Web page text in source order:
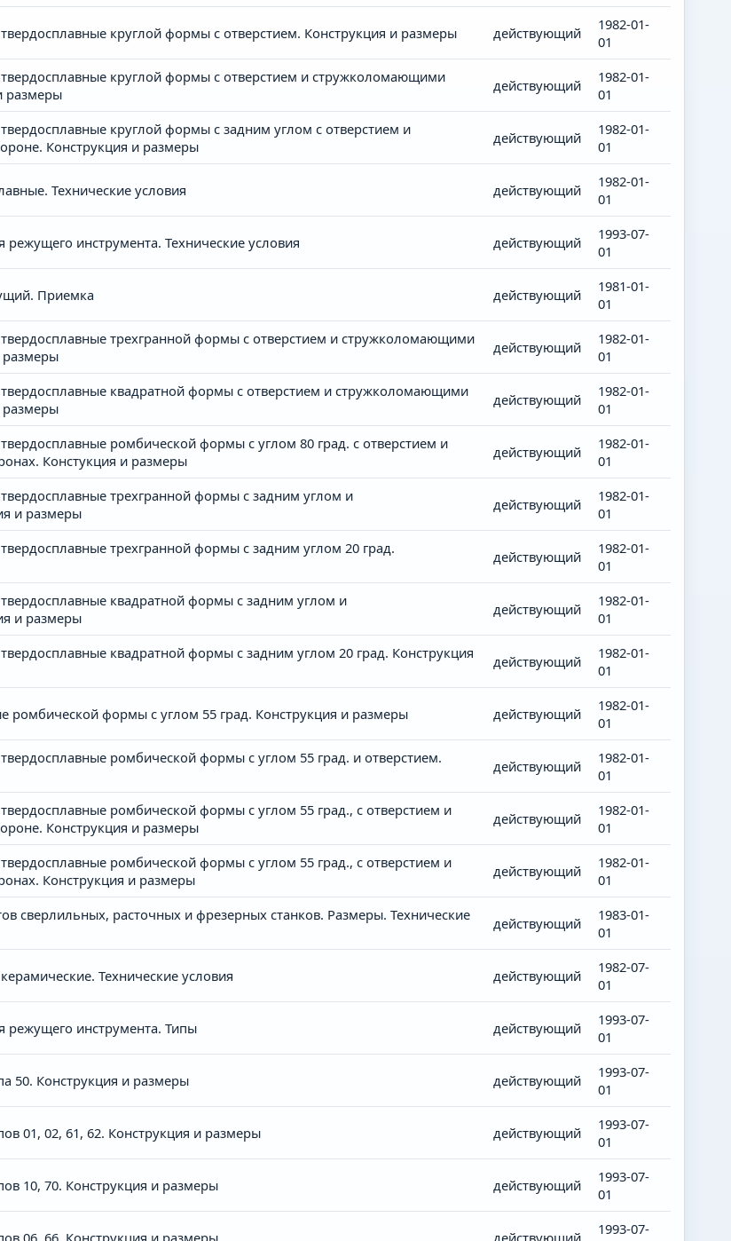
круглой формы с отверстием. Конструкция и размеры действующий
1982-01-
01
круглой формы с отверстием и стружколомающими
размеры
действующий
1982-01-
01
круглой формы с задним углом с отверстием и
Конструкция и размеры
действующий
1982-01-
01
Технические условия действующий
1982-01-
01
инструмента. Технические условия действующий
1993-07-
01
Приемка действующий
1981-01-
01
трехгранной формы с отверстием и стружколомающими
размеры
действующий
1982-01-
01
квадратной формы с отверстием и стружколомающими
размеры
действующий
1982-01-
01
ромбической формы с углом 80 град. с отверстием и
Констукция и размеры
действующий
1982-01-
01
трехгранной формы с задним углом и
и размеры
действующий
1982-01-
01
трехгранной формы с задним углом 20 град.
действующий
1982-01-
01
квадратной формы с задним углом и
и размеры
действующий
1982-01-
01
квадратной формы с задним углом 20 град. Конструкция
действующий
1982-01-
01
ромбической формы с углом 55 град. Конструкция и размеры действующий
1982-01-
01
ромбической формы с углом 55 град. и отверстием.
действующий
1982-01-
01
ромбической формы c углом 55 град., c отверстием и
Конструкция и размеры
действующий
1982-01-
01
ромбической формы с углом 55 град., с отверстием и
Конструкция и размеры
действующий
1982-01-
01
сверлильных, расточных и фрезерных станков. Размеры. Технические
действующий
1983-01-
01
Технические условия действующий
1982-07-
01
режущего инструмента. Типы действующий
1993-07-
01
50. Конструкция и размеры действующий
1993-07-
01
01, 02, 61, 62. Конструкция и размеры действующий
1993-07-
01
10, 70. Конструкция и размеры действующий
1993-07-
01
1993-07-